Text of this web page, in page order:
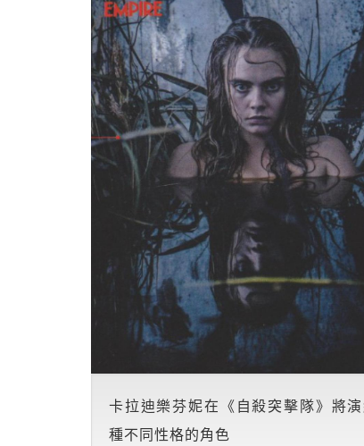
卡拉迪樂芬妮在《自殺突擊隊》將
種不同性格的角色